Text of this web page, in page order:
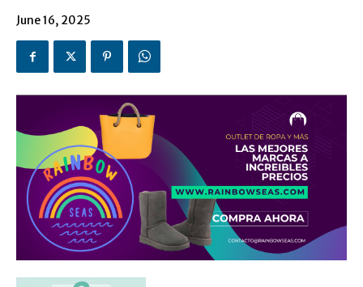
June 16, 2025